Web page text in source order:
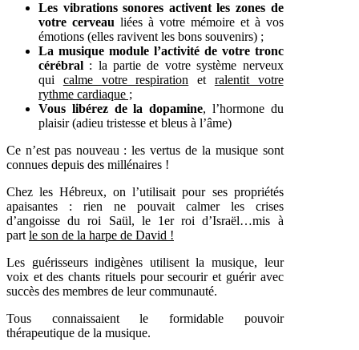
Les vibrations sonores activent les zones de
votre cerveau liées à votre mémoire et à vos
émotions (elles ravivent les bons souvenirs) ;
La musique module l’activité de votre tronc
cérébral : la partie de votre système nerveux
qui calme votre respiration et ralentit votre
rythme cardiaque ;
Vous libérez de la dopamine, l’hormone du
plaisir (adieu tristesse et bleus à l’âme)
Ce n’est pas nouveau : les vertus de la musique sont
connues depuis des millénaires !
Chez les Hébreux, on l’utilisait pour ses propriétés
apaisantes : rien ne pouvait calmer les crises
d’angoisse du roi Saül, le 1er roi d’Israël…mis à
part le son de la harpe de David !
Les guérisseurs indigènes utilisent la musique, leur
voix et des chants rituels pour secourir et guérir avec
succès des membres de leur communauté.
Tous connaissaient le formidable pouvoir
thérapeutique de la musique.